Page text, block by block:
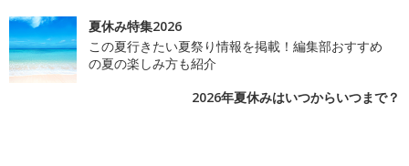
夏休み特集2026
この夏行きたい夏祭り情報を掲載！編集部おすすめ
の夏の楽しみ方も紹介
2026年夏休みはいつからいつまで？